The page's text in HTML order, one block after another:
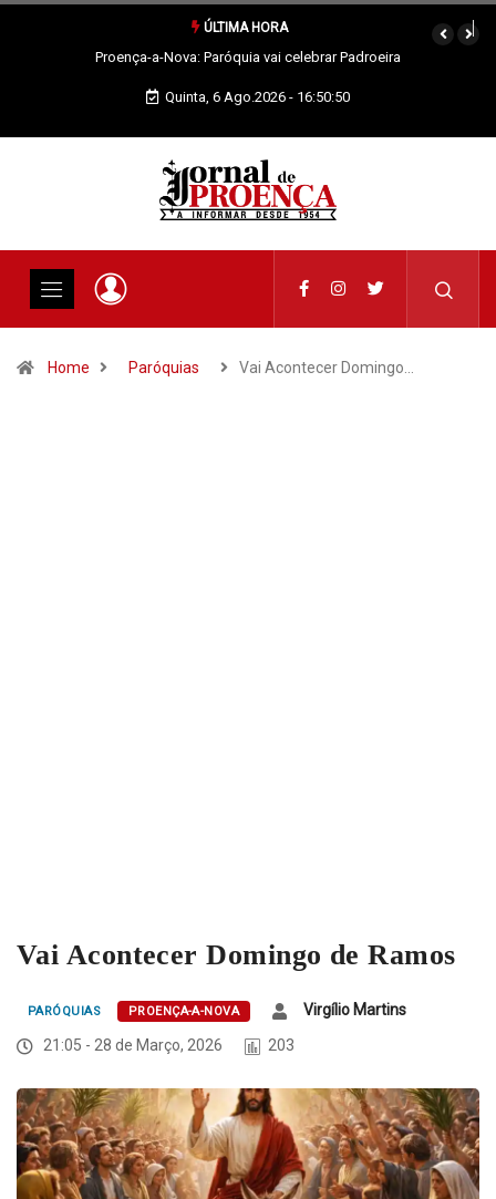
ÚLTIMA HORA
Proença-a-Nova: Paróquia vai celebrar Padroeira
Quinta, 6 Ago.2026 - 16:50:51
Home Paróquias Vai Acontecer Domingo…
Vai Acontecer Domingo de Ramos
PARÓQUIAS PROENÇA-A-NOVA
Virgílio Martins
21:05 - 28 de Março, 2026
203